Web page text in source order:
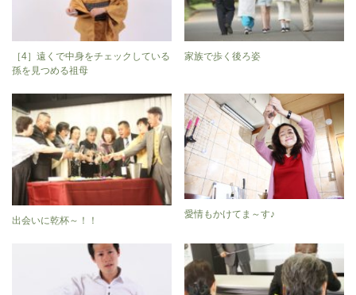
［4］遠くで中身をチェックしている
孫を見つめる祖母
家族で歩く後ろ姿
出会いに乾杯～！！
愛情もかけてま～す♪